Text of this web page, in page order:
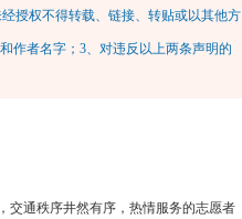
授权不得转载、链接、转贴或以其他方
作者名字；3、对违反以上两条声明的
交通秩序井然有序，热情服务的志愿者